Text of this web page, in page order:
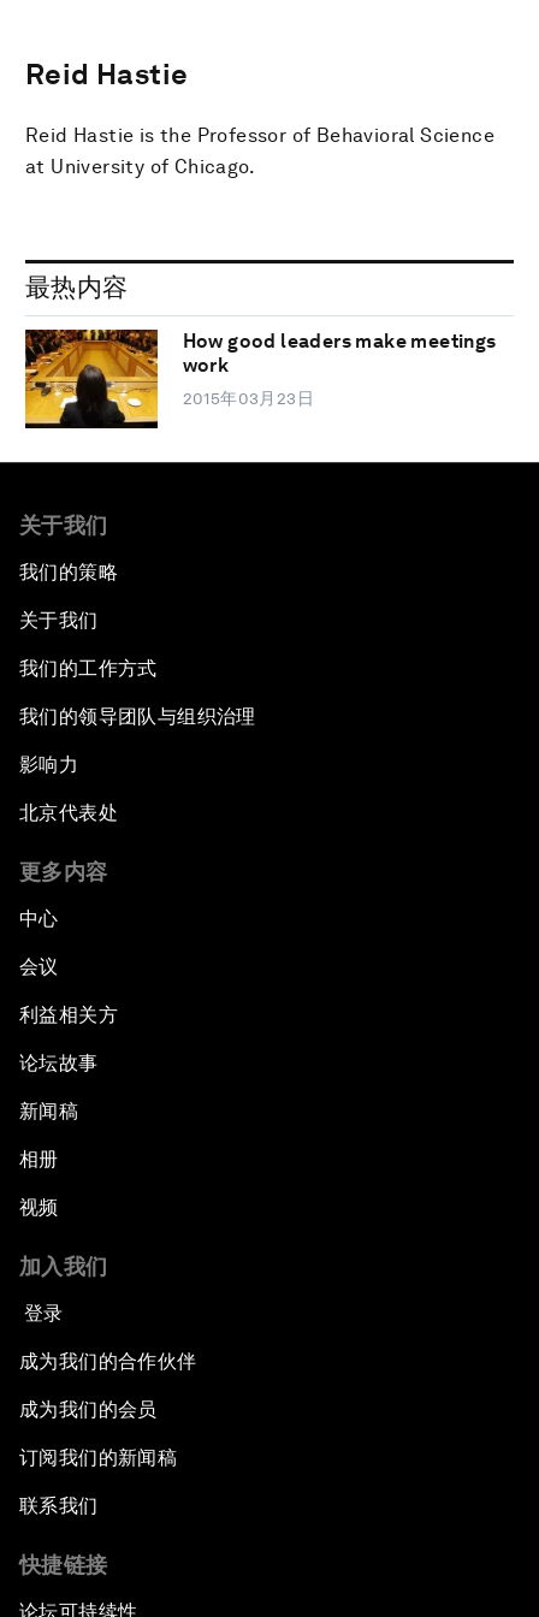
Reid Hastie
Reid Hastie is the Professor of Behavioral Science
at University of Chicago.
最热内容
How good leaders make meetings
work
2015年03月23日
关于我们
我们的策略
关于我们
我们的工作方式
我们的领导团队与组织治理
影响力
北京代表处
更多内容
中心
会议
利益相关方
论坛故事
新闻稿
相册
视频
加入我们
登录
成为我们的合作伙伴
成为我们的会员
订阅我们的新闻稿
联系我们
快捷链接
论坛可持续性